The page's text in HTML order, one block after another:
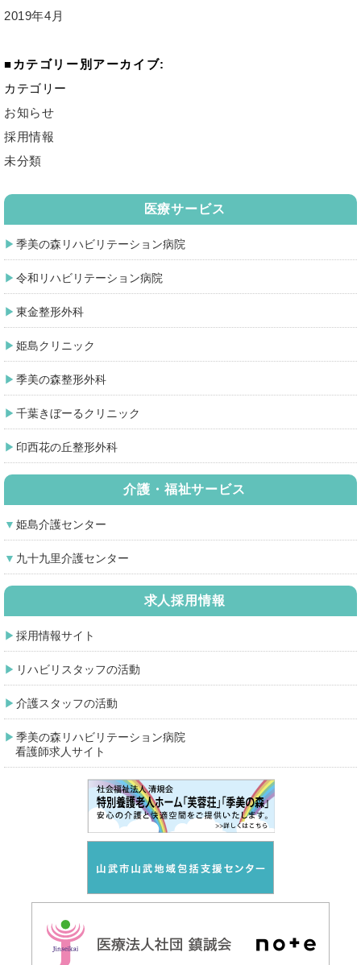
2019年4月
カテゴリー別アーカイブ:
カテゴリー
お知らせ
採用情報
未分類
医療サービス
季美の森リハビリテーション病院
令和リハビリテーション病院
東金整形外科
姫島クリニック
季美の森整形外科
千葉きぼーるクリニック
印西花の丘整形外科
介護・福祉サービス
姫島介護センター
九十九里介護センター
求人採用情報
採用情報サイト
リハビリスタッフの活動
介護スタッフの活動
季美の森リハビリテーション病院
看護師求人サイト